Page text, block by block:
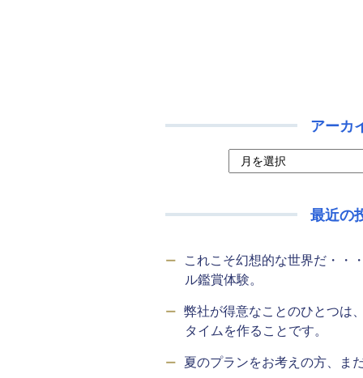
アーカ
最近の
これこそ幻想的な世界だ・・
ル鑑賞体験。
弊社が得意なことのひとつは
タイムを作ることです。
夏のプランをお考えの方、ま